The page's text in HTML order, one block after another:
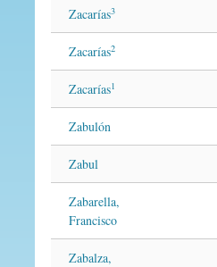
Zacarías3
Zacarías2
Zacarías1
Zabulón
Zabul
Zabarella,
Francisco
Zabalza,